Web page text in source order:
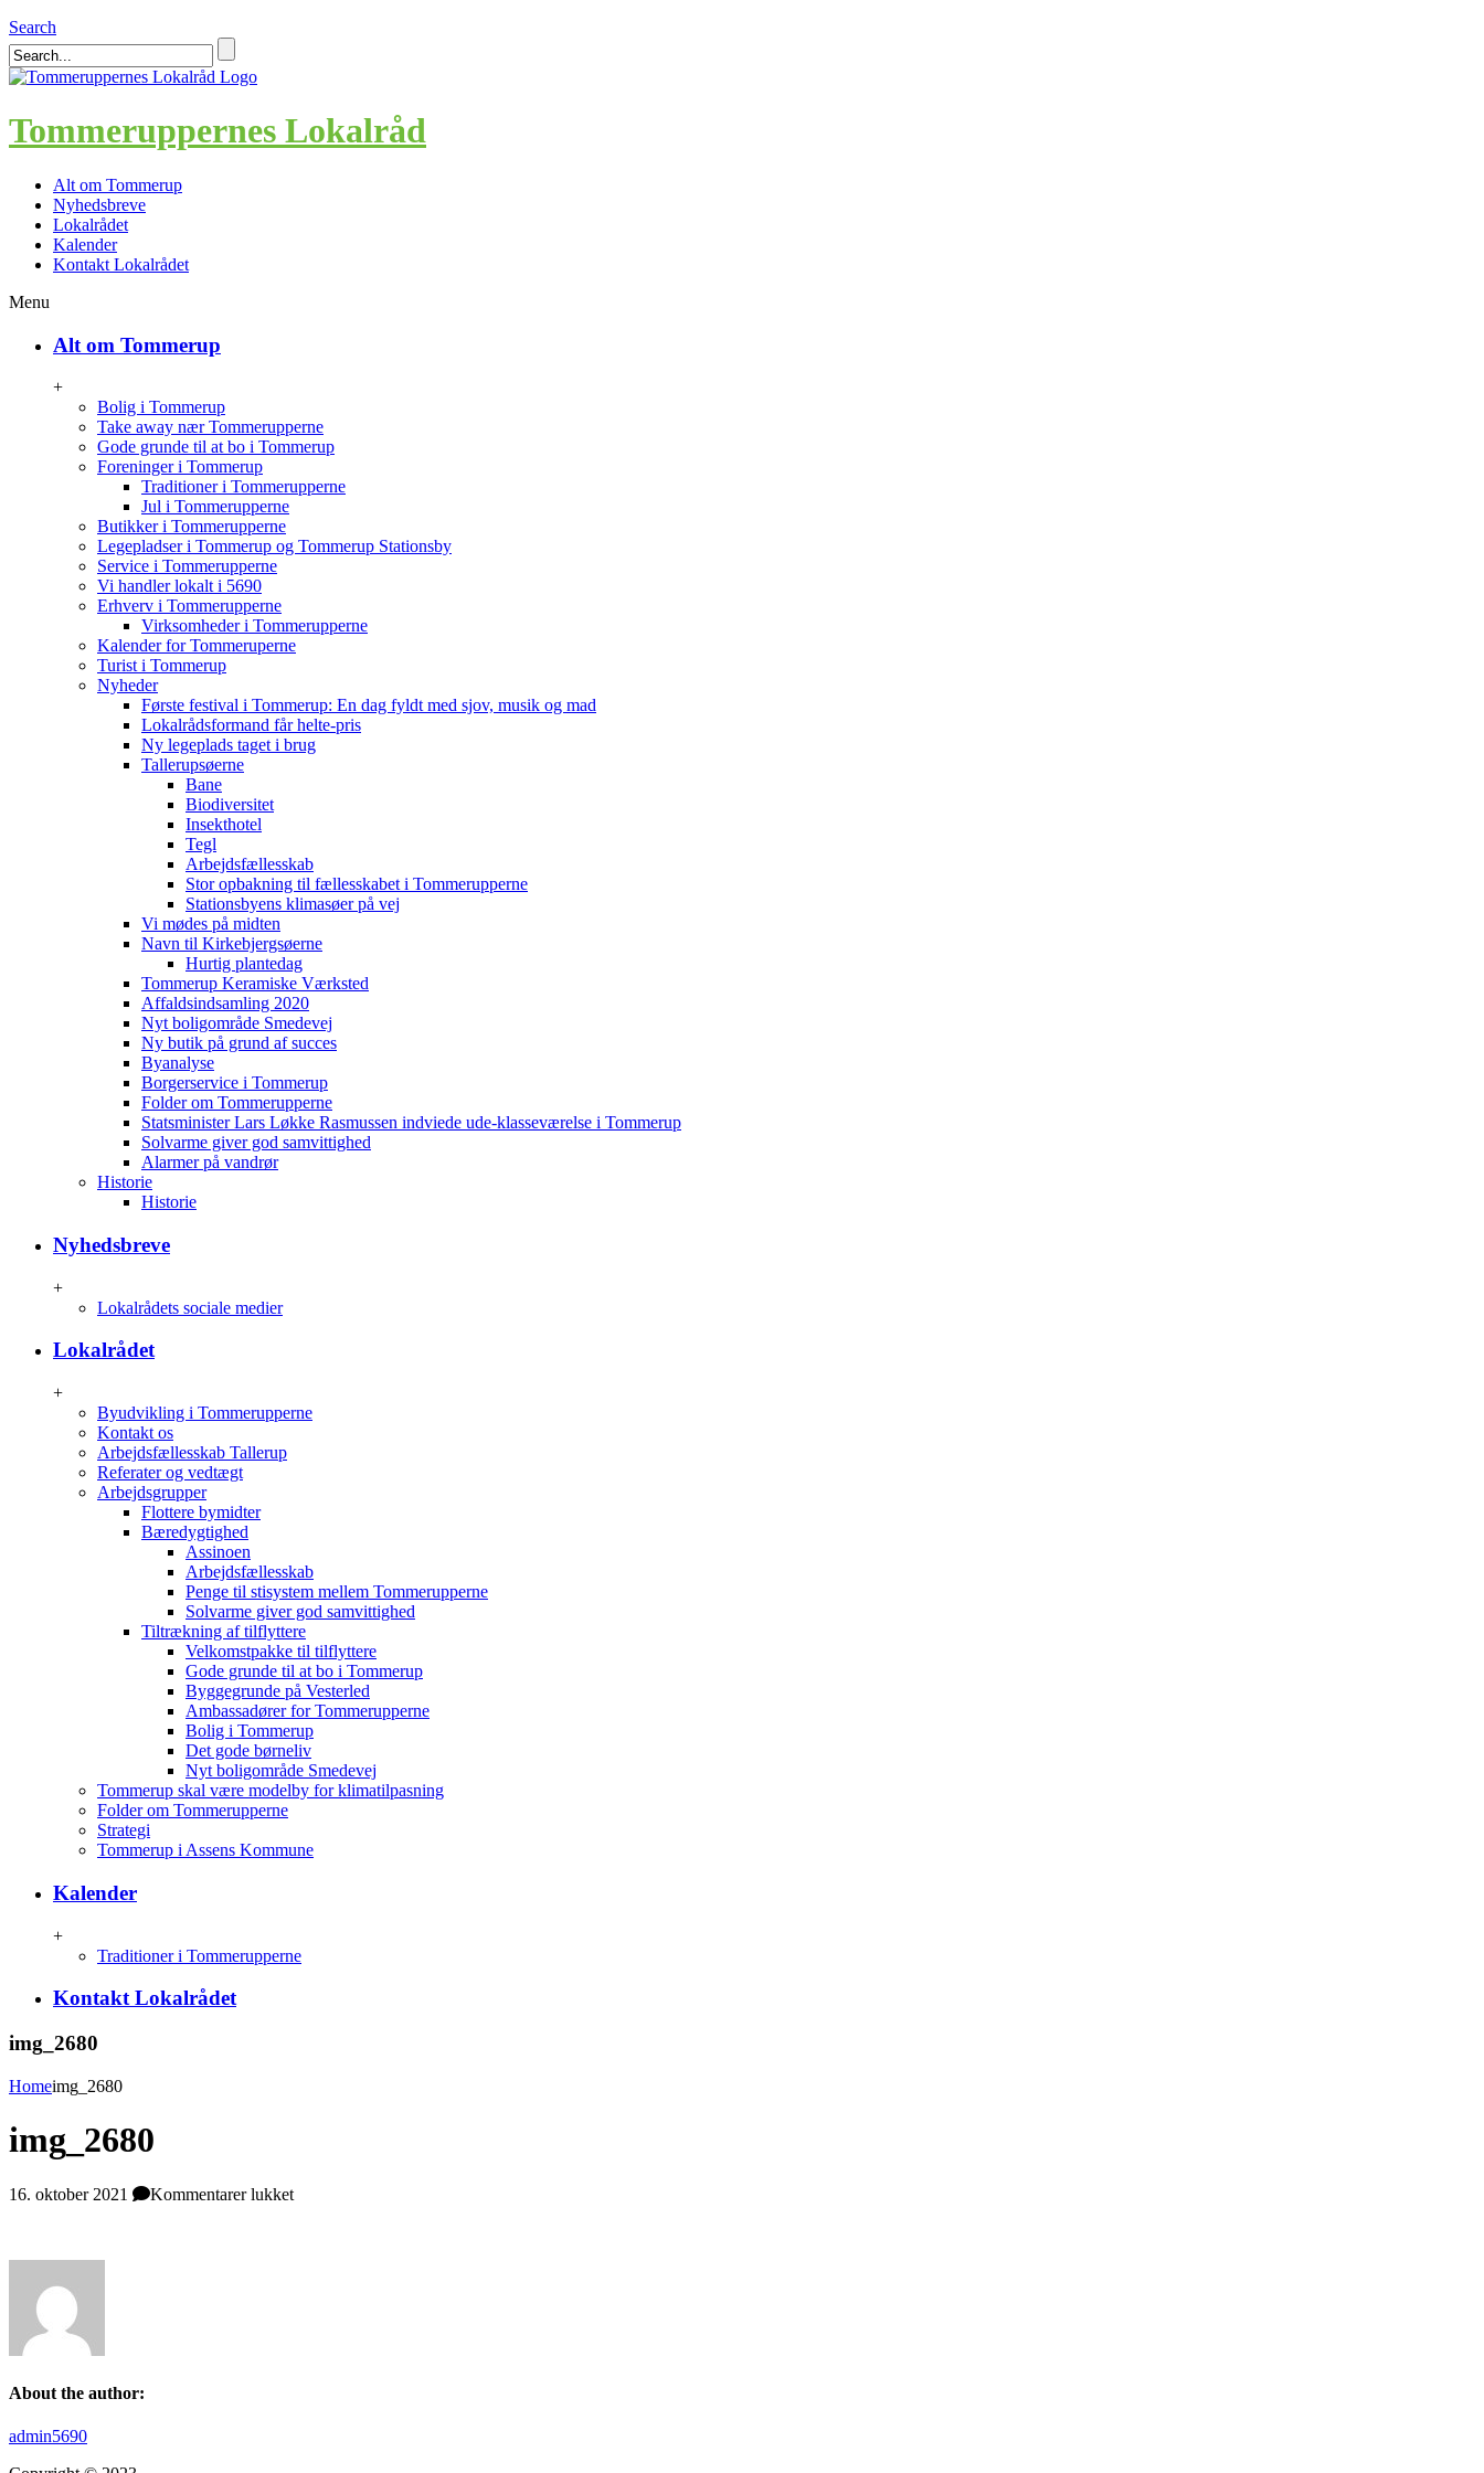
Search
Tommeruppernes Lokalråd
Alt om Tommerup
Nyhedsbreve
Lokalrådet
Kalender
Kontakt Lokalrådet
Menu
Alt om Tommerup
+
Bolig i Tommerup
Take away nær Tommerupperne
Gode grunde til at bo i Tommerup
Foreninger i Tommerup
Traditioner i Tommerupperne
Jul i Tommerupperne
Butikker i Tommerupperne
Legepladser i Tommerup og Tommerup Stationsby
Service i Tommerupperne
Vi handler lokalt i 5690
Erhverv i Tommerupperne
Virksomheder i Tommerupperne
Kalender for Tommeruperne
Turist i Tommerup
Nyheder
Første festival i Tommerup: En dag fyldt med sjov, musik og mad
Lokalrådsformand får helte-pris
Ny legeplads taget i brug
Tallerupsøerne
Bane
Biodiversitet
Insekthotel
Tegl
Arbejdsfællesskab
Stor opbakning til fællesskabet i Tommerupperne
Stationsbyens klimasøer på vej
Vi mødes på midten
Navn til Kirkebjergsøerne
Hurtig plantedag
Tommerup Keramiske Værksted
Affaldsindsamling 2020
Nyt boligområde Smedevej
Ny butik på grund af succes
Byanalyse
Borgerservice i Tommerup
Folder om Tommerupperne
Statsminister Lars Løkke Rasmussen indviede ude-klasseværelse i Tommerup
Solvarme giver god samvittighed
Alarmer på vandrør
Historie
Historie
Nyhedsbreve
+
Lokalrådets sociale medier
Lokalrådet
+
Byudvikling i Tommerupperne
Kontakt os
Arbejdsfællesskab Tallerup
Referater og vedtægt
Arbejdsgrupper
Flottere bymidter
Bæredygtighed
Assinoen
Arbejdsfællesskab
Penge til stisystem mellem Tommerupperne
Solvarme giver god samvittighed
Tiltrækning af tilflyttere
Velkomstpakke til tilflyttere
Gode grunde til at bo i Tommerup
Byggegrunde på Vesterled
Ambassadører for Tommerupperne
Bolig i Tommerup
Det gode børneliv
Nyt boligområde Smedevej
Tommerup skal være modelby for klimatilpasning
Folder om Tommerupperne
Strategi
Tommerup i Assens Kommune
Kalender
+
Traditioner i Tommerupperne
Kontakt Lokalrådet
img_2680
Homeimg_2680
img_2680
16. oktober 2021 Kommentarer lukkettil
About the author:
admin5690